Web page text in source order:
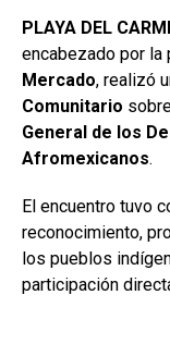
PLAYA DEL
encabezado por la
Mercado, realizó
Comunitario
General de los
Afromexicanos.
El encuentro tuvo
reconocimiento,
los pueblos
participación